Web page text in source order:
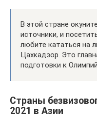
В этой стране
источники, и
любите кататься на
Цахкадзор. Это
подготовки к
Страны
2021 в Азии